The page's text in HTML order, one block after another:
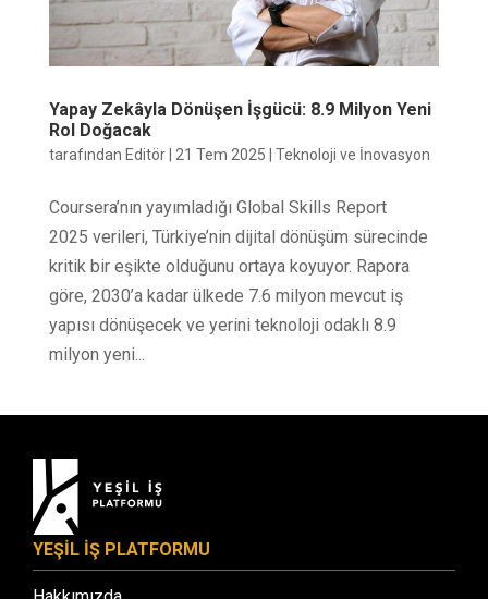
Yapay Zekâyla Dönüşen İşgücü: 8.9 Milyon Yeni
Rol Doğacak
tarafından Editör| 21 Tem 2025 Teknoloji ve İnovasyon
Coursera’nın yayımladığı Global Skills Report
2025 verileri, Türkiye’nin dijital dönüşüm sürecinde
kritik bir eşikte olduğunu ortaya koyuyor. Rapora
göre, 2030’a kadar ülkede 7.6 milyon mevcut iş
yapısı dönüşecek ve yerini teknoloji odaklı 8.9
milyon yeni...
YEŞİL İŞ PLATFORMU